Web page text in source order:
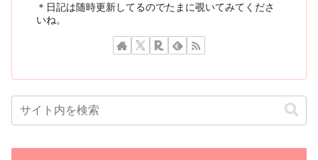
＊日記は随時更新してるのでたまに覗いてみてくださ
いね。